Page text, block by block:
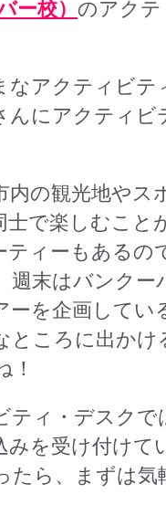
ー校） のアク
なアクティビテ
んにアクティ
内の観光地やス
士で楽しむこと
ティーもあるの
週末はバンクー
ーを企画して
ところに出か
！
ティ・デスク
みを受け付けて
たら、まずは